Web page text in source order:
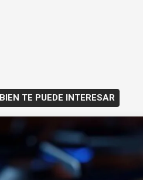
TE PUEDE INTERESAR